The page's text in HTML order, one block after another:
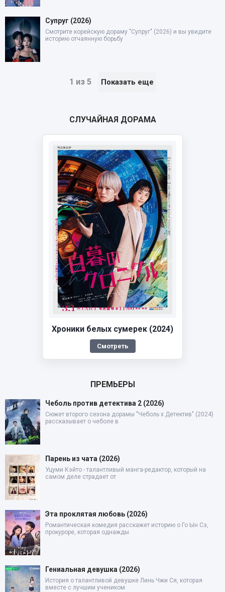
Супруг (2026)
Смотрите корейскую дораму "Супруг" (2026) и вы увидите
историю отчаянную борьбу
1 из 5 Показать еще
СЛУЧАЙНАЯ ДОРАМА
Хроники белых сумерек (2024)
Смотреть
ПРЕМЬЕРЫ
Чеболь против детектива 2 (2026)
Сюжет второго сезона дорамы "Чеболь x Детектив" (2024)
рассказывает о чеболе в
Парень из чата (2026)
Уцуми Кэйто - талантливый манга-редактор, который на
самом деле страдает от
Эта проклятая любовь (2026)
Романтическая комедия расскажет историю о Го Ын Сэ,
прокуроре, которая однажды
Гениальная девушка (2026)
История о талантливой девушке Линь Чжи Ся, которая
вместе с лучшим учеником